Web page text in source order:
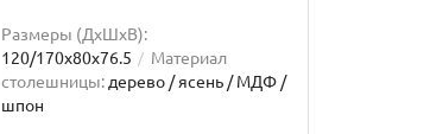
Размеры (ДхШxВ):
120/170х80х76.5
Материал
столешницы:дерево / ясень / МДФ /
шпон